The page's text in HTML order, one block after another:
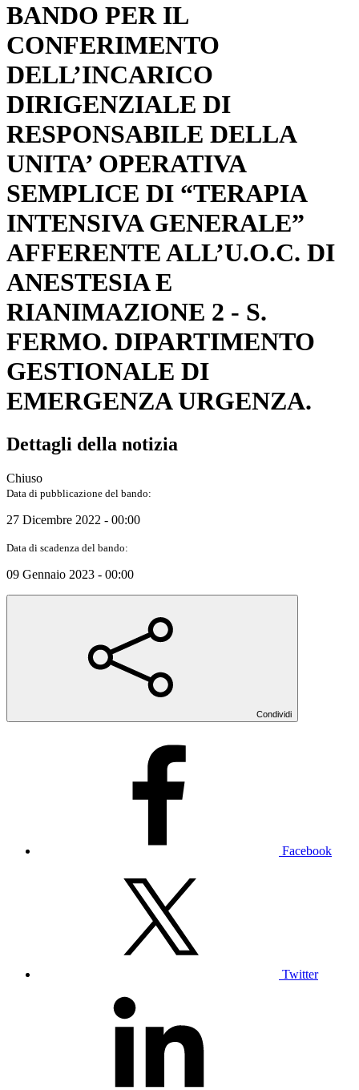
BANDO PER IL
CONFERIMENTO
DELL’INCARICO
DIRIGENZIALE DI
RESPONSABILE DELLA
UNITA’ OPERATIVA
SEMPLICE DI “TERAPIA
INTENSIVA GENERALE”
AFFERENTE ALL’U.O.C. DI
ANESTESIA E
RIANIMAZIONE 2 - S.
FERMO. DIPARTIMENTO
GESTIONALE DI
EMERGENZA URGENZA.
Dettagli della notizia
Chiuso
Data di pubblicazione del bando:
27 Dicembre 2022 - 00:00
Data di scadenza del bando:
09 Gennaio 2023 - 00:00
Condividi
Facebook
Twitter